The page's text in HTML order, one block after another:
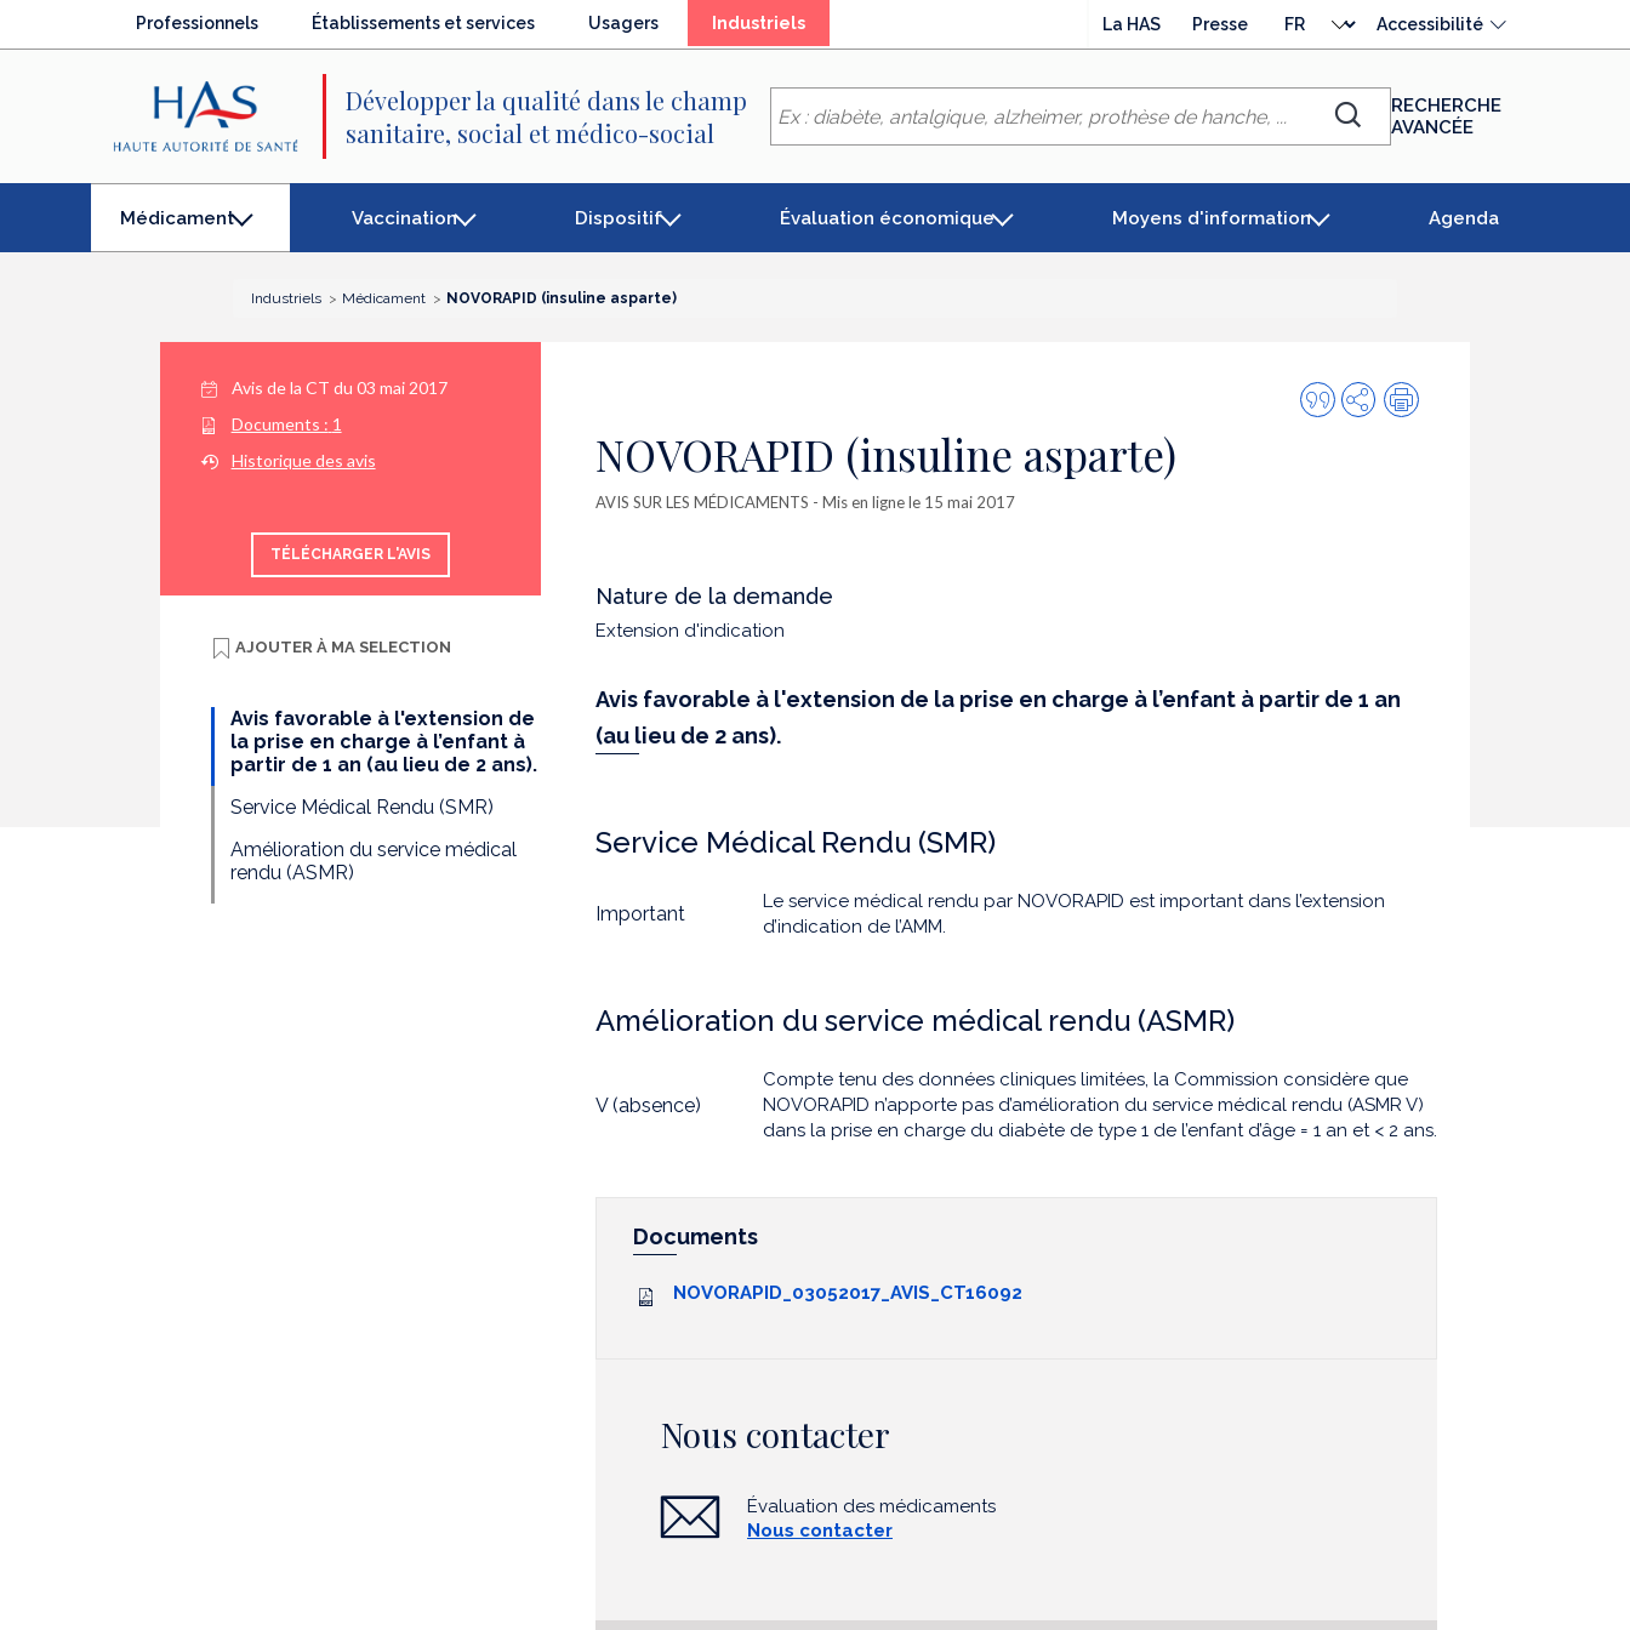
Professionnels Établissements et services Usagers Industriels(élément
La HAS Presse
langue
Accessibilité
Développer la qualité dans le champ
sanitaire, social et médico-social
Chercher
RECHERCHE
AVANCÉE
Médicament
(élément
séléctionné)
Vaccination Dispositif Évaluation économique Moyens d'information Agenda
Industriels Médicament NOVORAPID (insuline asparte)
Avis de la CT du 03 mai 2017
Documents : 1
Historique des avis
TÉLÉCHARGER L'AVIS
AJOUTER À MA SELECTION
Avis favorable à l'extension de
la prise en charge à l’enfant à
partir de 1 an (au lieu de 2 ans).
Service Médical Rendu (SMR)
Amélioration du service médical
rendu (ASMR)
Citer
cette
PartagerImpression
NOVORAPID (insuline asparte)
AVIS SUR LES MÉDICAMENTS - Mis en ligne le 15 mai 2017
Nature de la demande
Extension d'indication
Avis favorable à l'extension de la prise en charge à l’enfant à partir de 1 an
(au lieu de 2 ans).
Service Médical Rendu (SMR)
Important
Le service médical rendu par NOVORAPID est important dans l’extension
d’indication de l’AMM.
Amélioration du service médical rendu (ASMR)
V (absence)
Compte tenu des données cliniques limitées, la Commission considère que
NOVORAPID n’apporte pas d’amélioration du service médical rendu (ASMR V)
dans la prise en charge du diabète de type 1 de l’enfant d’âge = 1 an et < 2 ans.
Documents
NOVORAPID_03052017_AVIS_CT16092
Nous contacter
Évaluation des médicaments
Nous contacter